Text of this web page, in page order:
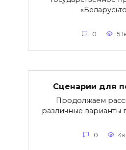
0
Сценарии для
Продолжаем
различные варианты
0 4к.